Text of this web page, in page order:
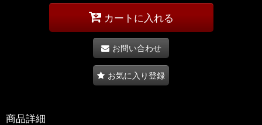
カートに入れる
お問い合わせ
お気に入り登録
商品詳細